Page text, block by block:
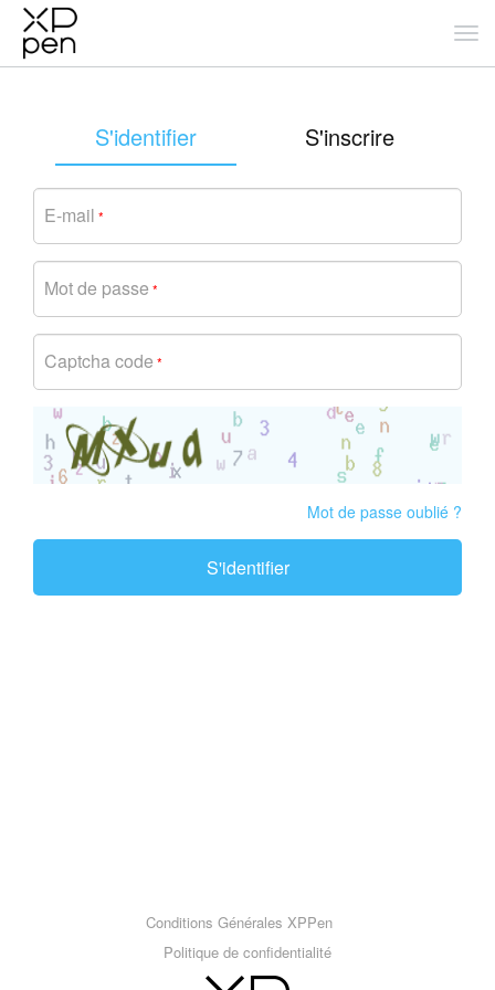
S'identifier S'inscrire
E-mail *
Mot de passe *
Captcha code *
Mot de passe oublié ?
S'identifier
Conditions Générales XPPen
Politique de confidentialité